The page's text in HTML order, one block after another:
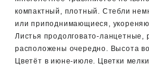
компактный, плотный. Стебли
или приподнимающиеся,
Листья продолговато-
расположены очередно. Высота
Цветёт в июне-июле. Цветки